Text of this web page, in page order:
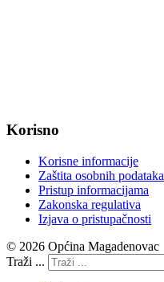
Korisno
Korisne informacije
Zaštita osobnih podataka
Pristup informacijama
Zakonska regulativa
Izjava o pristupačnosti
© 2026 Općina Magadenovac
Traži ...